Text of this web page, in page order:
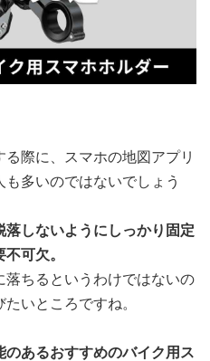
際に、スマホの地図アプリ
多いのではないでしょう
しないようにしっかり固定
可欠。
ちるというわけではないの
いところですね。
あるおすすめのバイク用ス